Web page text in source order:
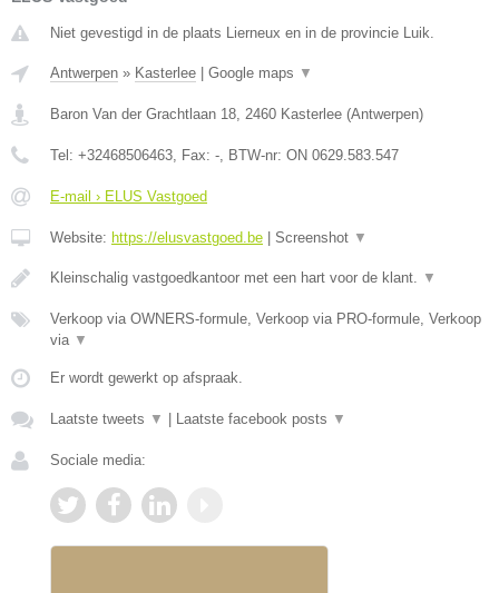
Niet gevestigd in de plaats Lierneux en in de provincie Luik.
Antwerpen » Kasterlee Google maps ▼
Baron Van der Grachtlaan 18, 2460 Kasterlee (Antwerpen)
Tel: +32468506463, Fax: -, BTW-nr: ON 0629.583.547
E-mail › ELUS Vastgoed
Website: https://elusvastgoed.be Screenshot ▼
Kleinschalig vastgoedkantoor met een hart voor de klant. ▼
Verkoop via OWNERS-formule, Verkoop via PRO-formule, Verkoop
via ▼
Er wordt gewerkt op afspraak.
Laatste tweets ▼ Laatste facebook posts ▼
Sociale media: